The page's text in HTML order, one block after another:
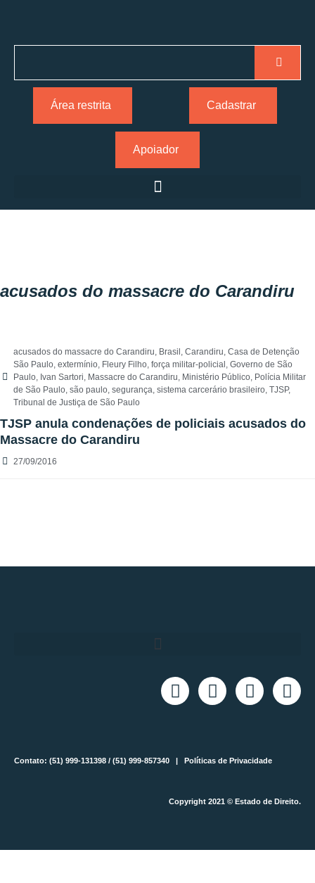
Área restrita Cadastrar
Apoiador
acusados do massacre do Carandiru
acusados do massacre do Carandiru, Brasil , Carandiru, Casa de Detenção
São Paulo, extermínio, Fleury Filho, força militar-policial , Governo de São
Paulo, Ivan Sartori, Massacre do Carandiru, Ministério Público, Polícia Militar
de São Paulo, são paulo, segurança, sistema carcerário brasileiro, TJSP,
Tribunal de Justiça de São Paulo
TJSP anula condenações de policiais acusados do
Massacre do Carandiru
27/09/2016
Contato: (51) 999-131398 / (51) 999-857340 | Políticas de Privacidade
Copyright 2021 © Estado de Direito.